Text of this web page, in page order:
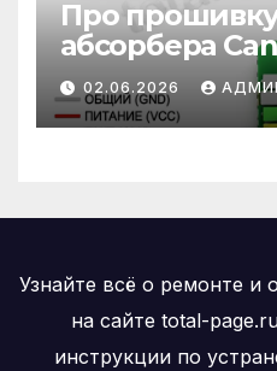
Про
абсорбера
MC-xx / MC-Gxx
02.06.2026
Узнайте всё о ремонте и
на сайте total-
инструкции по